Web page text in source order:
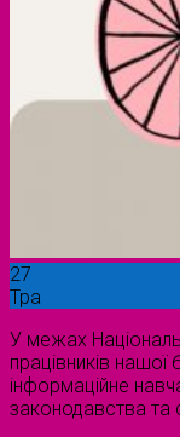
27
Тра
У межах
працівників нашої
інформаційне
законодавства та